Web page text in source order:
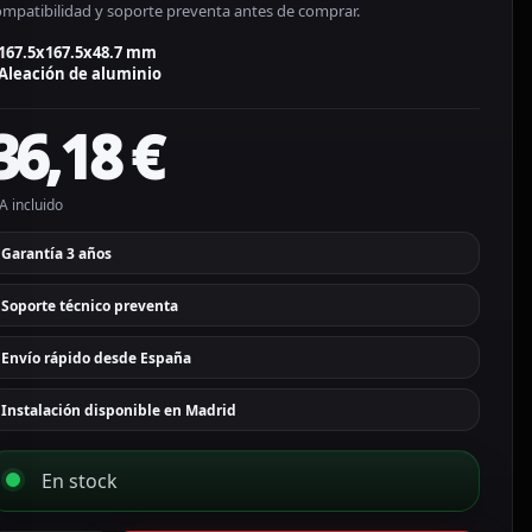
y soporte preventa antes de comprar.
mm
de aluminio
€
incluido
Garantía 3 años
Soporte técnico preventa
Envío rápido desde España
Instalación disponible en Madrid
En stock